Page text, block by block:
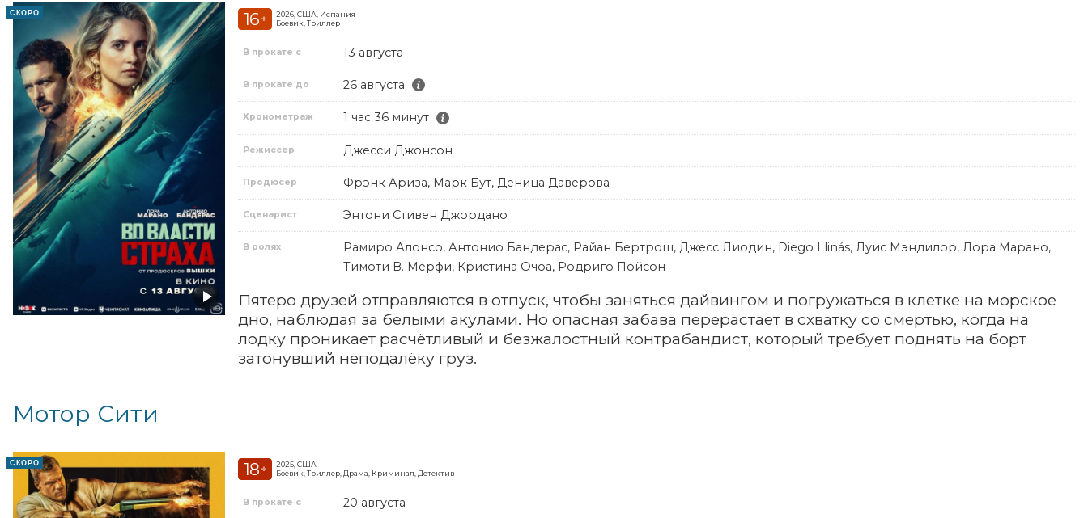
СКОРО 16 +
2026, США, Испания
Боевик, Триллер
В прокате с 13 августа
В прокате до 26 августа
Хронометраж 1 час 36 минут
Режиссер Джесси Джонсон
Продюсер Фрэнк Ариза, Марк Бут, Деница Даверова
Сценарист Энтони Стивен Джордано
В ролях
Рамиро Алонсо, Антонио Бандерас, Райан Бертрош, Джесс Лиодин, Diego Llinás, Луис Мэндилор, Лора Марано,
Тимоти В. Мерфи, Кристина Очоа, Родриго Пойсон
Пятеро друзей отправляются в отпуск, чтобы заняться дайвингом и погружаться в клетке на морское
дно, наблюдая за белыми акулами. Но опасная забава перерастает в схватку со смертью, когда на
лодку проникает расчётливый и безжалостный контрабандист, который требует поднять на борт
затонувший неподалёку груз.
Мотор Сити
СКОРО 18 +
2025, США
Боевик, Триллер, Драма, Криминал, Детектив
В прокате с 20 августа